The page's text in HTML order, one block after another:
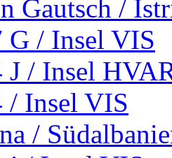
Gautsch /
G / Insel VIS
J / Insel
/ Insel VIS
/